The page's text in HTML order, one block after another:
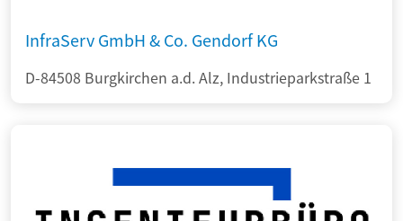
InfraServ GmbH & Co. Gendorf KG
D-84508 Burgkirchen a.d. Alz, Industrieparkstraße 1